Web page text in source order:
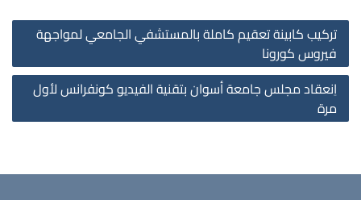
تركيب كابينة تعقيم كاملة بالمستشفي الجامعي لمواجهة
فيروس كورونا
اِنعقاد مجلس جامعة أسوان بتقنية الفيديو كونفرانس لأول
مرة